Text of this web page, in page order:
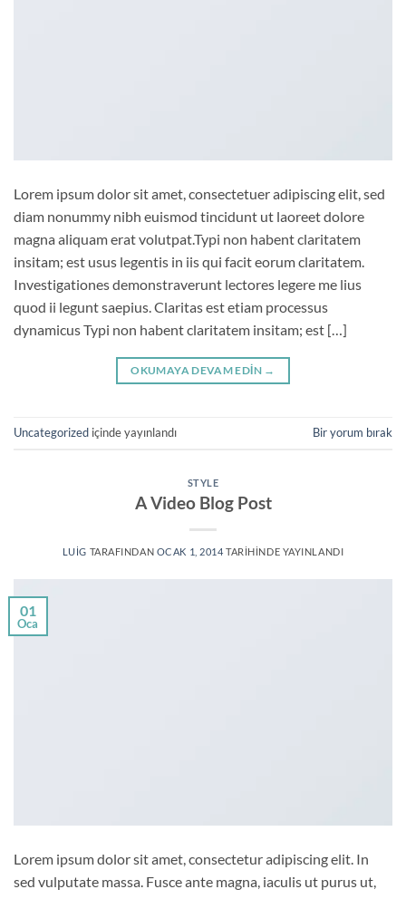
Lorem ipsum dolor sit amet, consectetuer adipiscing elit, sed
diam nonummy nibh euismod tincidunt ut laoreet dolore
magna aliquam erat volutpat.Typi non habent claritatem
insitam; est usus legentis in iis qui facit eorum claritatem.
Investigationes demonstraverunt lectores legere me lius
quod ii legunt saepius. Claritas est etiam processus
dynamicus Typi non habent claritatem insitam; est […]
OKUMAYA DEVAM EDIN →
Uncategorized içinde yayınlandı Bir yorum bırak
STYLE
A Video Blog Post
LUIG TARAFINDAN OCAK 1, 2014TARIHINDE YAYINLANDI
01
Oca
Lorem ipsum dolor sit amet, consectetur adipiscing elit. In
sed vulputate massa. Fusce ante magna, iaculis ut purus ut,